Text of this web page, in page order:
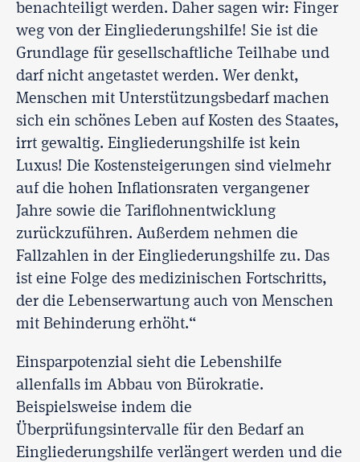
benachteiligt werden. Daher sagen wir: Finger
weg von der Eingliederungshilfe! Sie ist die
Grundlage für gesellschaftliche Teilhabe und
darf nicht angetastet werden. Wer denkt,
Menschen mit Unterstützungsbedarf machen
sich ein schönes Leben auf Kosten des Staates,
irrt gewaltig. Eingliederungshilfe ist kein
Luxus! Die Kostensteigerungen sind vielmehr
auf die hohen Inflationsraten vergangener
Jahre sowie die Tariflohnentwicklung
zurückzuführen. Außerdem nehmen die
Fallzahlen in der Eingliederungshilfe zu. Das
ist eine Folge des medizinischen Fortschritts,
der die Lebenserwartung auch von Menschen
mit Behinderung erhöht.“
Einsparpotenzial sieht die Lebenshilfe
allenfalls im Abbau von Bürokratie.
Beispielsweise indem die
Überprüfungsintervalle für den Bedarf an
Eingliederungshilfe verlängert werden und die